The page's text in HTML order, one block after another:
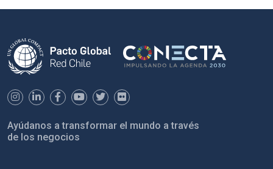
Ayúdanos a transformar el mundo a través
de los negocios